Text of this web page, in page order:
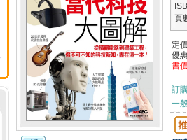
頁
定
優
書
訂
一